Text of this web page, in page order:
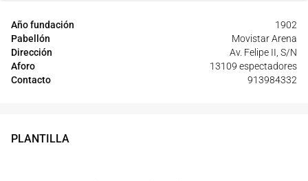
Año fundación
1902
Pabellón
Movistar Arena
Dirección
Av. Felipe II, S/N
Aforo
13109 espectadores
Contacto
913984332
PLANTILLA